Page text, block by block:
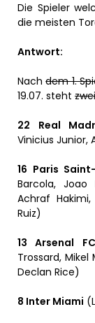
Die Spieler
die meisten
Antwort:
Nachdem 1.
19.07. steht zwei
22 Real
Vinicius Junior,
16 Paris
Barcola, Joao
Achraf
Ruiz)
13 Arsenal FC
Trossard, Mikel
Declan Rice)
8 Inter Miami